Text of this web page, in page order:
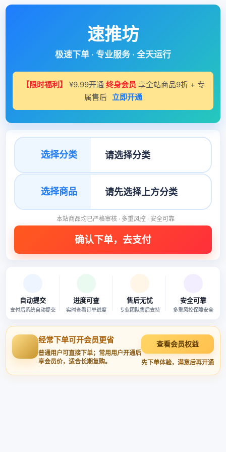
速推坊
极速下单 · 专业服务 · 全天运行
【限时福利】 ¥9.99开通 终身会员 享全站商品9折 + 专
属售后 立即开通
选择分类
选择商品
本站商品均已严格审核 · 多重风控 · 安全可靠
自动提交
支付后系统自动提交
进度可查
实时查看订单进度
售后无忧
专业团队售后支持
安全可靠
多重风控保障安全
经常下单可开会员更省
普通用户可直接下单；常用用户开通后
享会员价，适合长期复购。
查看会员权益
先下单体验，满意后再开通